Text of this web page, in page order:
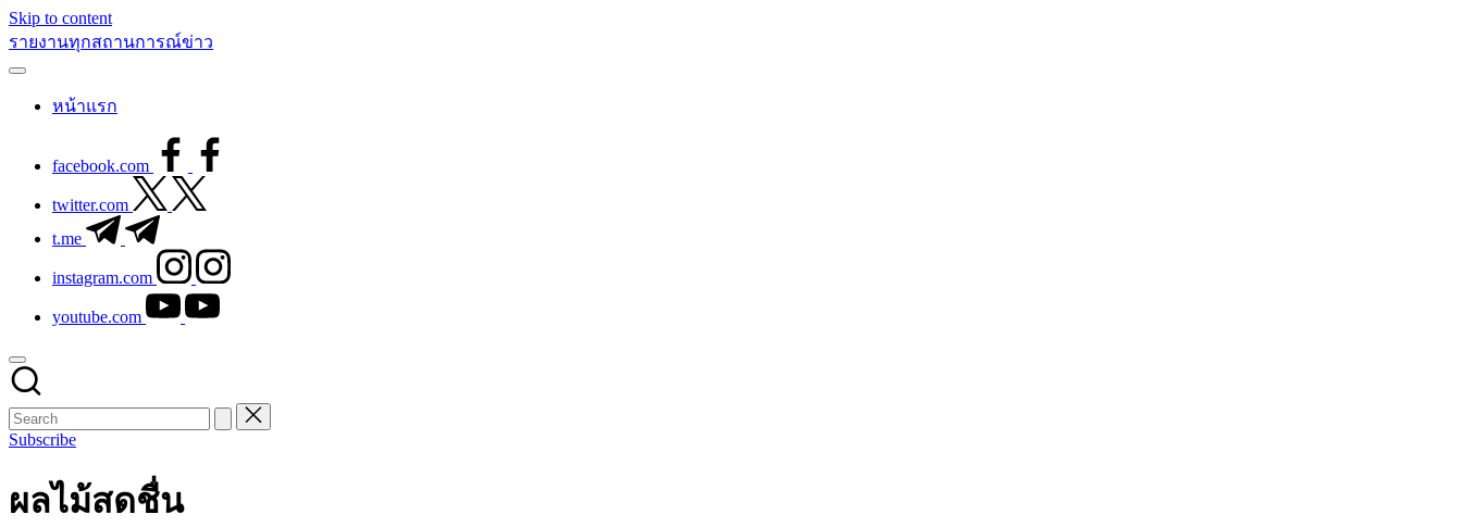
Skip to content
รายงานทุกสถานการณ์ข่าว
หน้าแรก
facebook.com
twitter.com
t.me
instagram.com
youtube.com
Subscribe
ผลไม้สดชื่น